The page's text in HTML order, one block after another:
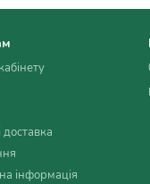
доставка
інформація